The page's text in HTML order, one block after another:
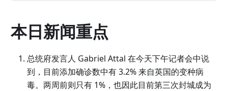
本日新闻重点
总统府发言人 Gabriel Attal 在今天下午记者会中说
到，目前添加确诊数中有 3.2% 来自英国的变种病
毒。两周前则只有 1%，也因此目前第三次封城成为